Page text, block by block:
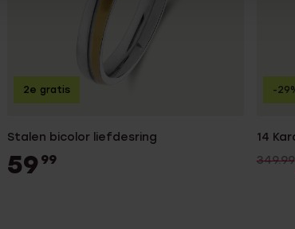
Stalen bicolor liefdesring
59 99
2e gratis
14
349.99
-